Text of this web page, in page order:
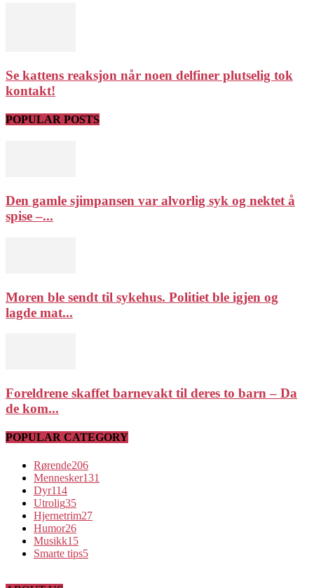
Se kattens reaksjon når noen delfiner plutselig tok
kontakt!
POPULAR POSTS
Den gamle sjimpansen var alvorlig syk og nektet å
spise –...
Moren ble sendt til sykehus. Politiet ble igjen og
lagde mat...
Foreldrene skaffet barnevakt til deres to barn – Da
de kom...
POPULAR CATEGORY
Rørende206
Mennesker131
Dyr114
Utrolig35
Hjernetrim27
Humor26
Musikk15
Smarte tips5